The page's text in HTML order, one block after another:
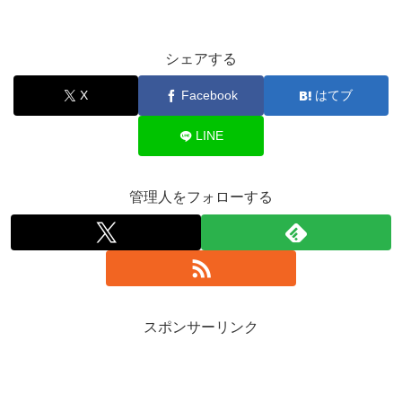
シェアする
X Facebook はてブ
LINE
管理人をフォローする
スポンサーリンク